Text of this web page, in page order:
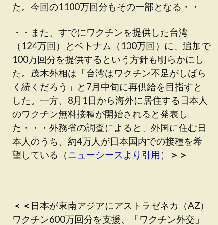
た。今回の1100万回分もその一部となる・・
・・また、すでにワクチンを提供した台湾
（124万回）とベトナム（100万回）に、追加で
100万回分を提供するという方針も明らかにし
た。茂木外相は「台湾はワクチン不足がしばら
く続くだろう」と7月中旬に再供給を目指すと
した。一方、8月1日から海外に居住する日本人
のワクチン無料接種が開始されると発表し
た・・・外務省の調査によると、外国に住む日
本人のうち、約4万人が日本国内での接種を希
望している（ニューシースより引用 ） ＞＞
＜＜ 日本が東南アジアにアストラゼネカ（AZ）
ワクチン600万回分を支援、「ワクチン外交」